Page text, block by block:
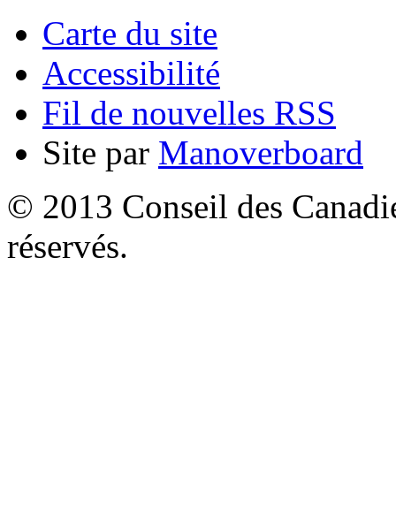
Carte du site
Accessibilité
Fil de nouvelles RSS
Site par Manoverboard
© 2013 Conseil des
réservés.